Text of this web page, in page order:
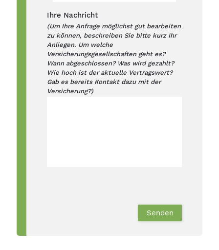
Ihre Nachricht
(Um Ihre Anfrage möglichst gut bearbeiten
zu können, beschreiben Sie bitte kurz Ihr
Anliegen. Um welche
Versicherungsgesellschaften geht es?
Wann abgeschlossen? Was wird gezahlt?
Wie hoch ist der aktuelle Vertragswert?
Gab es bereits Kontakt dazu mit der
Versicherung?)